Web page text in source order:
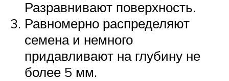
Разравнивают поверхность.
Равномерно распределяют
семена и немного
придавливают на глубину не
более 5 мм.